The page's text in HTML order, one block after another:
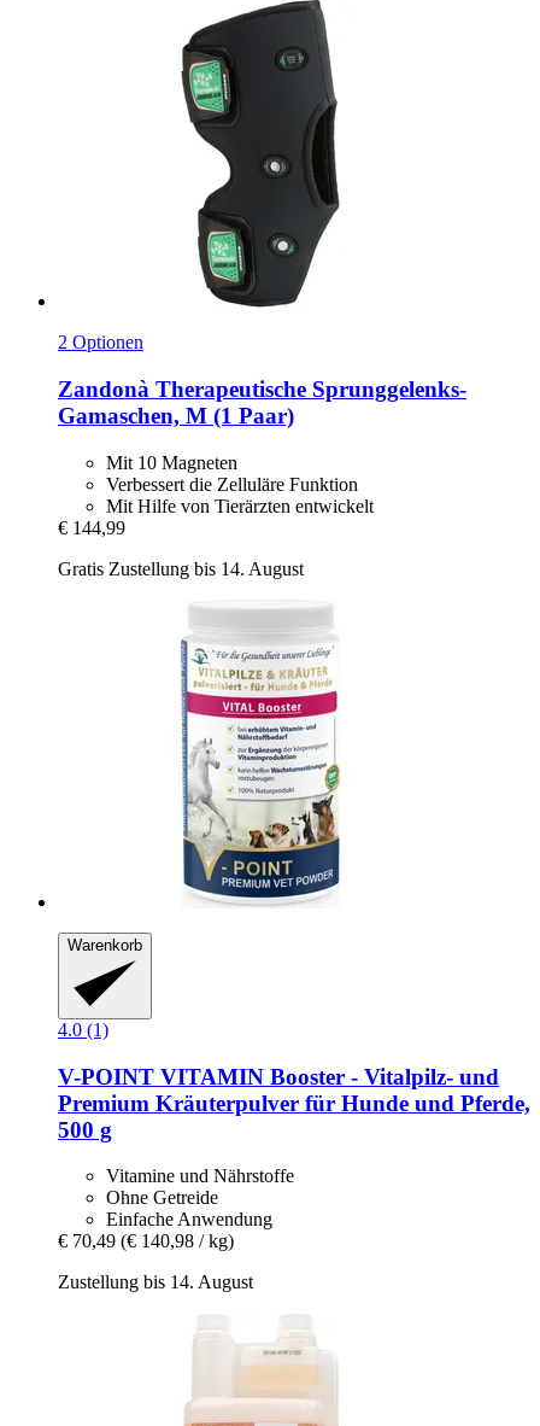
2 Optionen
Zandonà Therapeutische Sprunggelenks-​
Gamaschen, M (1 Paar)
Mit 10 Magneten
Verbessert die Zelluläre Funktion
Mit Hilfe von Tierärzten entwickelt
€ 144,99
Gratis Zustellung bis 14. August
Warenkorb
4.0 (1)
V-POINT VITAMIN Booster -​ Vitalpilz-​ und
Premium Kräuterpulver für Hunde und Pferde,
500 g
Vitamine und Nährstoffe
Ohne Getreide
Einfache Anwendung
€ 70,49 (€ 140,98 / kg)
Zustellung bis 14. August